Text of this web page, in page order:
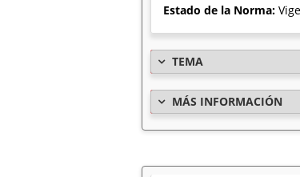
Estado de la Norma:
TEMA
MÁS INFORMACIÓN